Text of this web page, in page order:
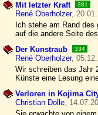
Mit letzter Kraft
381
René Oberholzer,
Ich stehe am Rand
auf die andere Seite
Der Kunstraub
334
René Oberholzer,
Wir schreiben das Jahr
Künste eine Lesung
Verloren in Kojima
Christian Dolle,